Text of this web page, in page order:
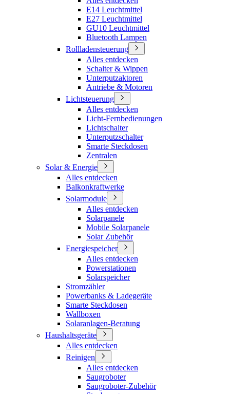
E14 Leuchtmittel
E27 Leuchtmittel
GU10 Leuchtmittel
Bluetooth Lampen
Rollladensteuerung
Alles entdecken
Schalter & Wippen
Unterputzaktoren
Antriebe & Motoren
Lichtsteuerung
Alles entdecken
Licht-Fernbedienungen
Lichtschalter
Unterputzschalter
Smarte Steckdosen
Zentralen
Solar & Energie
Alles entdecken
Balkonkraftwerke
Solarmodule
Alles entdecken
Solarpanele
Mobile Solarpanele
Solar Zubehör
Energiespeicher
Alles entdecken
Powerstationen
Solarspeicher
Stromzähler
Powerbanks & Ladegeräte
Smarte Steckdosen
Wallboxen
Solaranlagen-Beratung
Haushaltsgeräte
Alles entdecken
Reinigen
Alles entdecken
Saugroboter
Saugroboter-Zubehör